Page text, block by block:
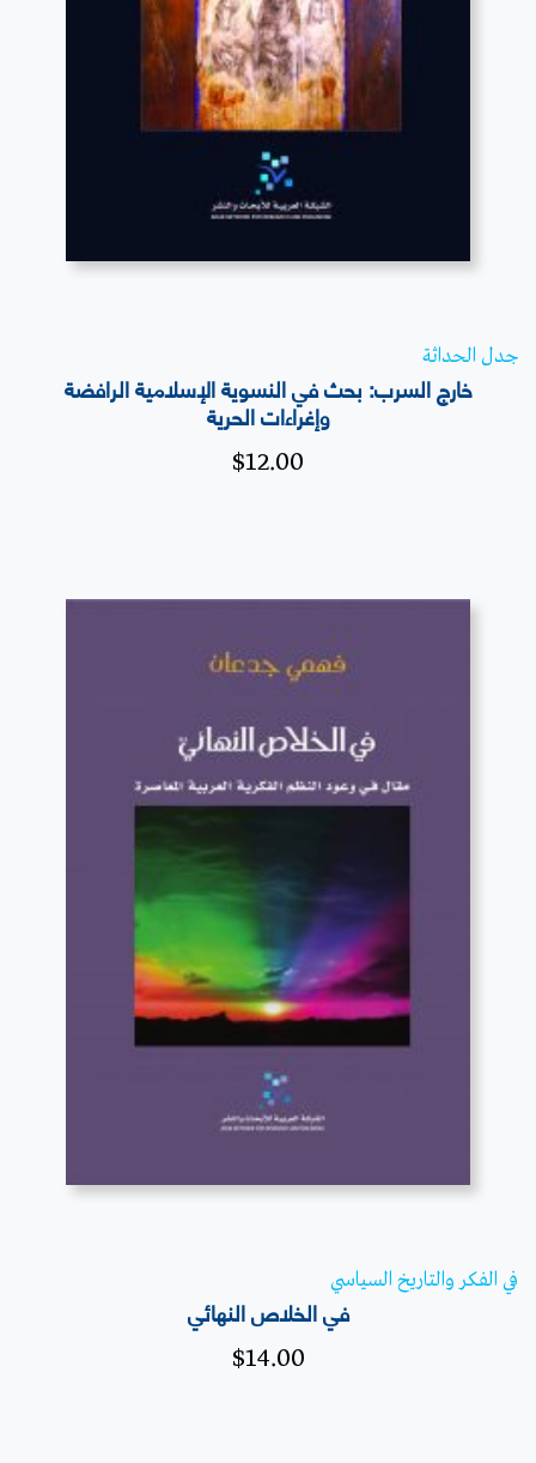
قراءة المزيد
جدل الحداثة
خارج السرب: بحث في النسوية الإسلامية الرافضة
وإغراءات الحرية
$12.00
في الفكر والتاريخ السياسي
في الخلاص النهائي
$14.00